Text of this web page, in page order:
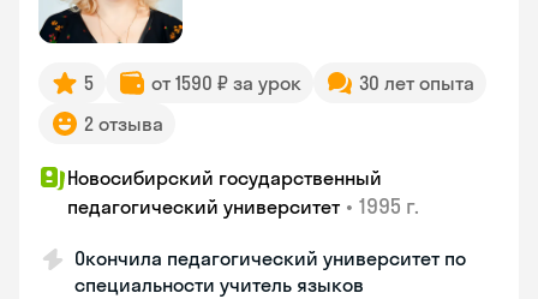
5 от 1590 ₽ за урок
30 лет опыта
2 отзыва
Новосибирский государственный
педагогический университет • 1995 г.
Окончила педагогический университет по
специальности учитель языков